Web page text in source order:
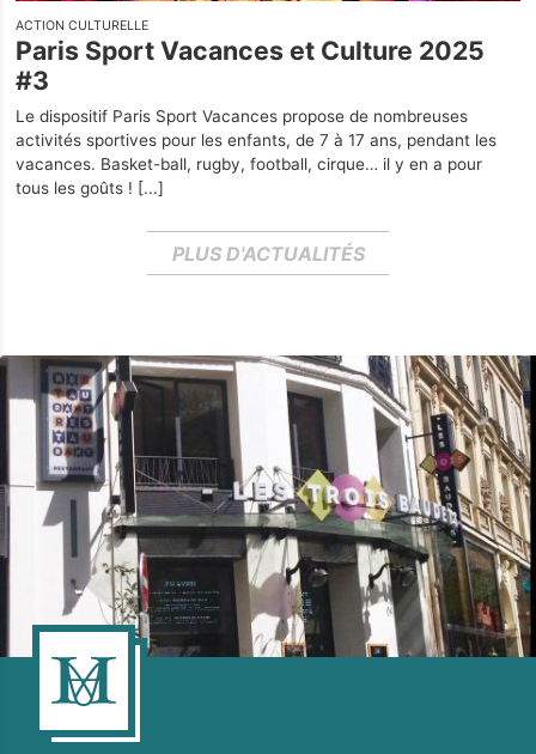
ACTION CULTURELLE
Paris Sport Vacances et Culture 2025
#3
Le dispositif Paris Sport Vacances propose de nombreuses
activités sportives pour les enfants, de 7 à 17 ans, pendant les
vacances. Basket-ball, rugby, football, cirque… il y en a pour
tous les goûts ! [...]
PLUS D'ACTUALITÉS